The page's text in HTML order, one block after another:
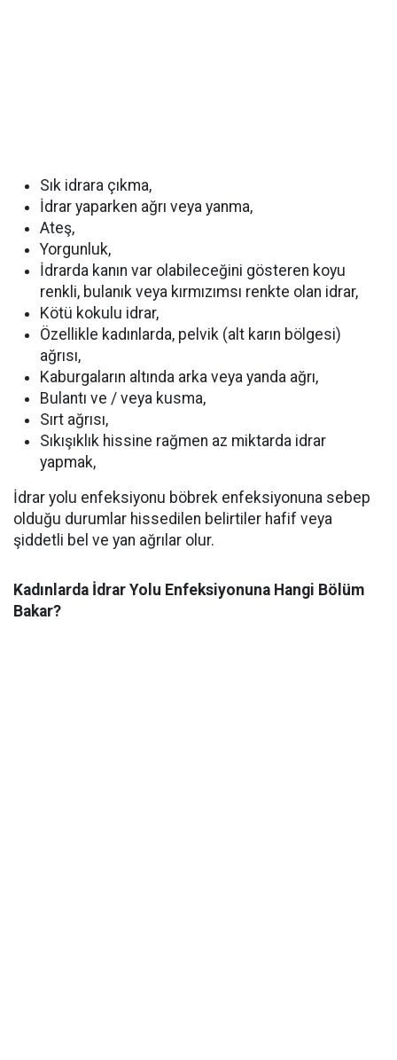
Sık idrara çıkma,
İdrar yaparken ağrı veya yanma,
Ateş,
Yorgunluk,
İdrarda kanın var olabileceğini gösteren koyu
renkli, bulanık veya kırmızımsı renkte olan idrar,
Kötü kokulu idrar,
Özellikle kadınlarda, pelvik (alt karın bölgesi)
ağrısı,
Kaburgaların altında arka veya yanda ağrı,
Bulantı ve / veya kusma,
Sırt ağrısı,
Sıkışıklık hissine rağmen az miktarda idrar
yapmak,
İdrar yolu enfeksiyonu böbrek enfeksiyonuna sebep
olduğu durumlar hissedilen belirtiler hafif veya
şiddetli bel ve yan ağrılar olur.
Kadınlarda İdrar Yolu Enfeksiyonuna Hangi Bölüm
Bakar?